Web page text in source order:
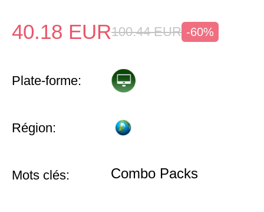
40.18 EUR100.44 EUR -60%
Plate-forme:
Région:
Mots clés: Combo Packs